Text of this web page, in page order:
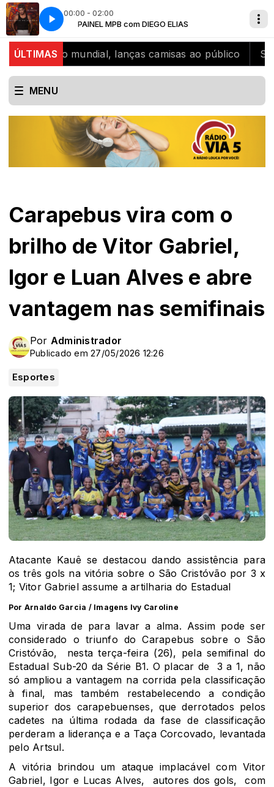
00:00 - 02:00
PAINEL MPB com DIEGO ELIAS
Zé Felipe - Banheira de Espuma
ÚLTIMAS
mundial, lanças camisas ao público SJB
MENU
Carapebus vira com o
brilho de Vitor Gabriel,
Igor e Luan Alves e abre
vantagem nas semifinais
Por Administrador
Publicado em 27/05/2026 12:26
Esportes
Atacante Kauê se destacou dando assistência para
os três gols na vitória sobre o São Cristóvão por 3 x
1; Vitor Gabriel assume a artilharia do Estadual
Por Arnaldo Garcia / Imagens Ivy Caroline
Uma virada de para lavar a alma. Assim pode ser
considerado o triunfo do Carapebus sobre o São
Cristóvão, nesta terça-feira (26), pela semifinal do
Estadual Sub-20 da Série B1. O placar de 3 a 1, não
só ampliou a vantagem na corrida pela classificação
à final, mas também restabelecendo a condição
superior dos carapebuenses, que derrotados pelos
cadetes na última rodada da fase de classificação
perderam a liderança e a Taça Corcovado, levantada
pelo Artsul.
A vitória brindou um ataque implacável com Vitor
Gabriel, Igor e Lucas Alves, autores dos gols, com